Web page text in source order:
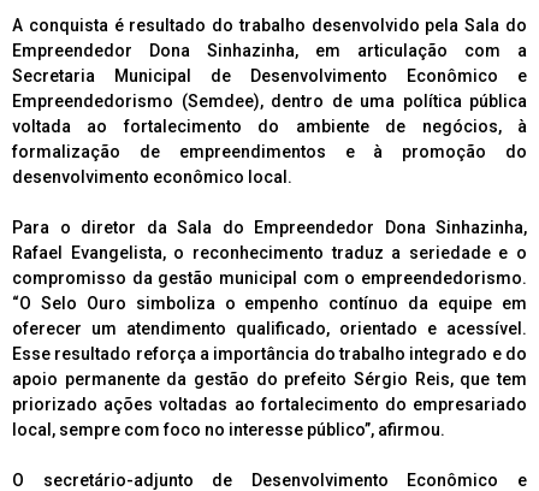
A conquista é resultado do trabalho desenvolvido pela Sala do
Empreendedor Dona Sinhazinha, em articulação com a
Secretaria Municipal de Desenvolvimento Econômico e
Empreendedorismo (Semdee), dentro de uma política pública
voltada ao fortalecimento do ambiente de negócios, à
formalização de empreendimentos e à promoção do
desenvolvimento econômico local.
Para o diretor da Sala do Empreendedor Dona Sinhazinha,
Rafael Evangelista, o reconhecimento traduz a seriedade e o
compromisso da gestão municipal com o empreendedorismo.
“O Selo Ouro simboliza o empenho contínuo da equipe em
oferecer um atendimento qualificado, orientado e acessível.
Esse resultado reforça a importância do trabalho integrado e do
apoio permanente da gestão do prefeito Sérgio Reis, que tem
priorizado ações voltadas ao fortalecimento do empresariado
local, sempre com foco no interesse público”, afirmou.
O secretário-adjunto de Desenvolvimento Econômico e